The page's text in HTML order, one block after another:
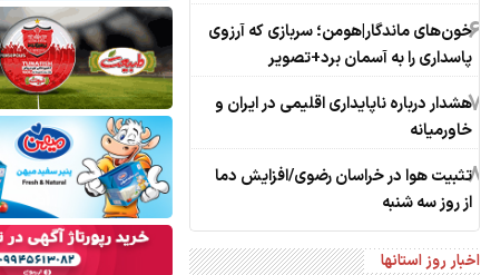
6خون‌های ماندگار|هومن؛ سربازی که آرزوی
پاسداری را به آسمان برد+تصویر
7هشدار درباره ناپایداری اقلیمی در ایران و
خاورمیانه
8تثبیت هوا در خراسان رضوی/افزایش دما
از روز سه شنبه
اخبار روز استانها